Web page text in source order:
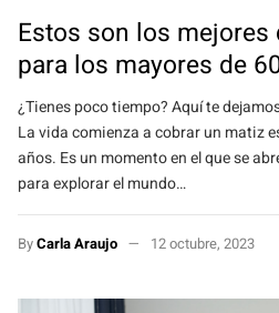
Estos son los mejores
para los mayores de
¿Tienes poco tiempo? Aquí te
La vida comienza a cobrar un matiz
años. Es un momento en el que se
para explorar el mundo…
ByCarla Araujo 12 octubre, 2023